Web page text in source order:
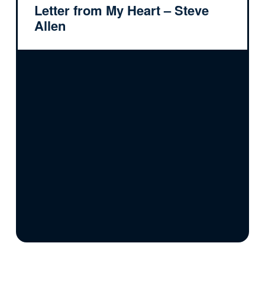
Letter from My Heart – Steve
Allen